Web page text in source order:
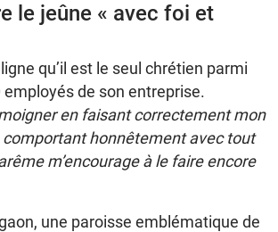
le jeûne « avec foi et
qu’il est le seul chrétien parmi
employés de son entreprise.
en faisant correctement mon
comportant honnêtement avec tout
m’encourage à le faire encore
une paroisse emblématique de